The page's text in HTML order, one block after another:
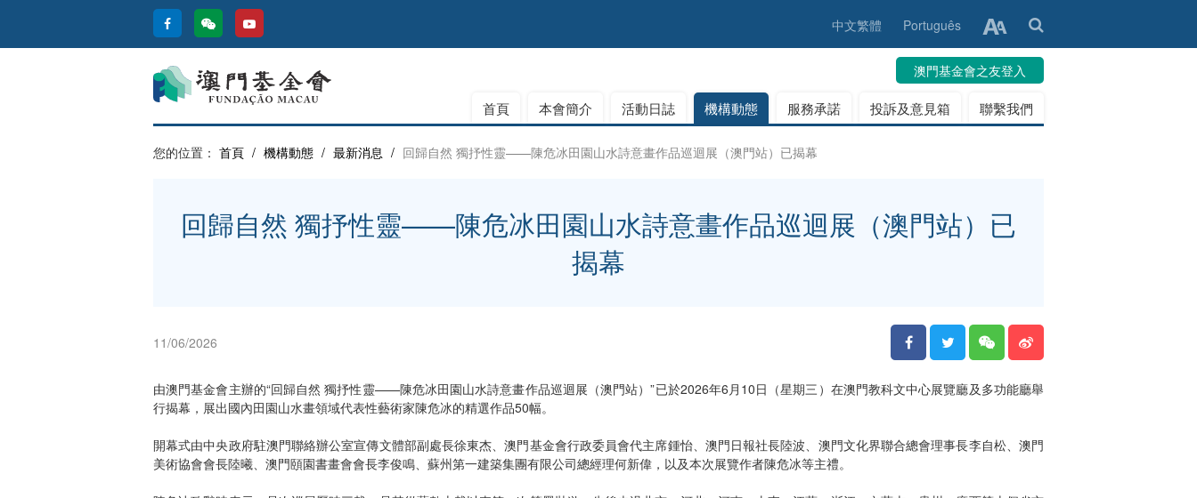
中文繁體 Português
澳門基金會之友登入
首頁 本會簡介 活動日誌 機構動態 服務承諾 投訴及意見箱 聯繫我們
您的位置： 首頁 / 機構動態 / 最新消息 / 回歸自然 獨抒性靈——陳危冰田園山水詩意畫作品巡迴展（澳門站）已揭幕
回歸自然 獨抒性靈——陳危冰田園山水詩意畫作品巡迴展（澳門站）已
揭幕
11/06/2026
由澳門基金會主辦的“回歸自然 獨抒性靈——陳危冰田園山水詩意畫作品巡迴展（澳門站）”已於2026年6月10日（星期三）在澳門教科文中心展覽廳及多功能廳舉
行揭幕，展出國內田園山水畫領域代表性藝術家陳危冰的精選作品50幅。
開幕式由中央政府駐澳門聯絡辦公室宣傳文體部副處長徐東杰、澳門基金會行政委員會代主席鍾怡、澳門日報社長陸波、澳門文化界聯合總會理事長李自松、澳門
美術協會會長陸曦、澳門頤園書畫會會長李俊鳴、蘇州第一建築集團有限公司總經理何新偉，以及本次展覽作者陳危冰等主禮。